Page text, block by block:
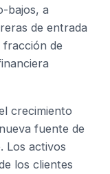
bajos, a
de entrada
fracción de
crecimiento
fuente de
Los activos
los clientes